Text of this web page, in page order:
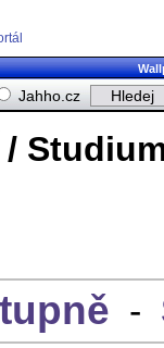
Jahho.cz
/
-